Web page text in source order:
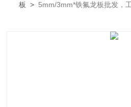
板
> 5mm/3mm*铁氟龙板批发，